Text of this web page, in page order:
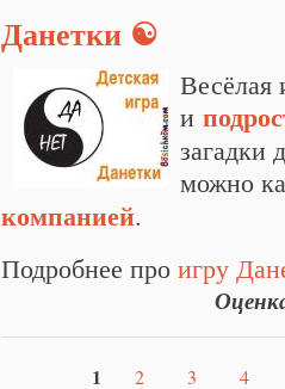
Данетки ☯
Весёлая
и
загадки
можно
компанией.
Подробнее про игру
1 2 3 4